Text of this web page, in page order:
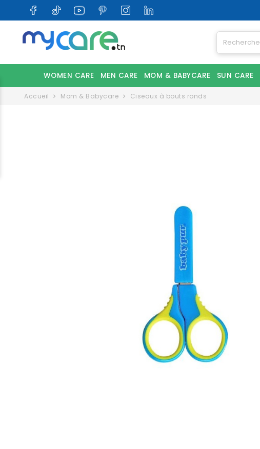
WOMEN CARE MEN CARE MOM & BABYCARE SUN CARE
Accueil Mom & Babycare Ciseaux à bouts ronds